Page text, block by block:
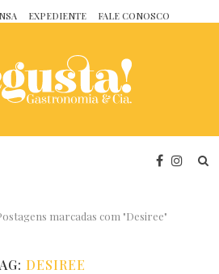
EXPEDIENTE FALE CONOSCO
marcadas com "Desiree"
DESIREE